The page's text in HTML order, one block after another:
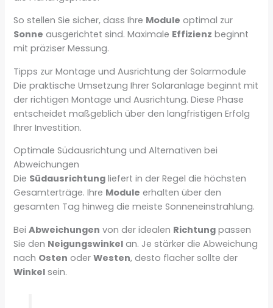
So stellen Sie sicher, dass Ihre Module optimal zur
Sonne ausgerichtet sind. Maximale Effizienz beginnt
mit präziser Messung.
Tipps zur Montage und Ausrichtung der Solarmodule
Die praktische Umsetzung Ihrer Solaranlage beginnt mit
der richtigen Montage und Ausrichtung. Diese Phase
entscheidet maßgeblich über den langfristigen Erfolg
Ihrer Investition.
Optimale Südausrichtung und Alternativen bei
Abweichungen
Die Südausrichtung liefert in der Regel die höchsten
Gesamterträge. Ihre Module erhalten über den
gesamten Tag hinweg die meiste Sonneneinstrahlung.
BeiAbweichungen von der idealen Richtung passen
Sie den Neigungswinkel an. Je stärker die Abweichung
nach Osten oderWesten, desto flacher sollte der
Winkel sein.